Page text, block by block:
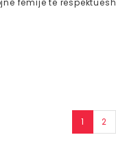
fëmijë të
1 2